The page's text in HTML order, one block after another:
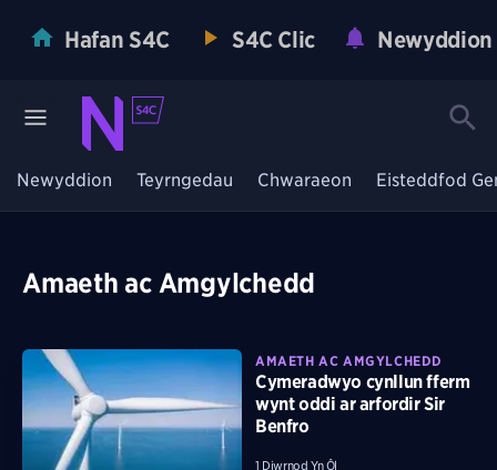
Hafan S4C S4C Clic Newyddion
Newyddion Teyrngedau Chwaraeon Eisteddfod
Amaeth ac Amgylchedd
AMAETH AC AMGYLCHEDD
Cymeradwyo cynllun fferm
wynt oddi ar arfordir Sir
Benfro
1 Diwrnod Yn Ôl